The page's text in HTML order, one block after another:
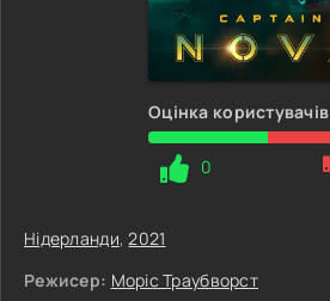
Оцінка користувачів
0
Нідерланди,2021
Режисер: Моріс Траубворст